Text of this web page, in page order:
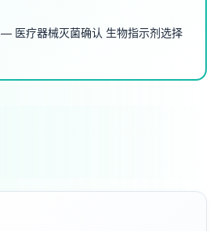
— 医疗器械灭菌确认 生物指示剂选择